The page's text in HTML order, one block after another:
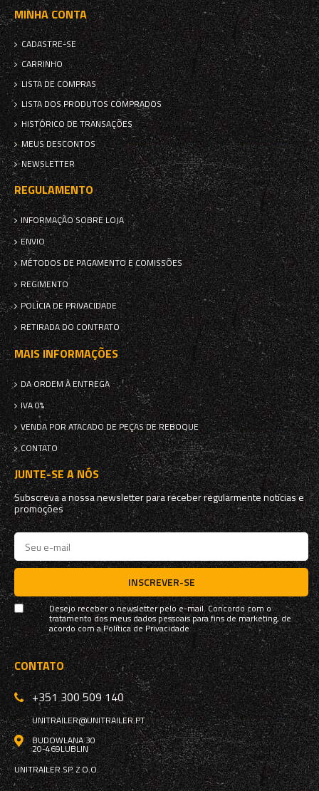
MINHA CONTA
CADASTRE-SE
CARRINHO
LISTA DE COMPRAS
LISTA DOS PRODUTOS COMPRADOS
HISTÓRICO DE TRANSAÇÕES
MEUS DESCONTOS
NEWSLETTER
REGULAMENTO
INFORMAÇÃO SOBRE LOJA
ENVIO
MÉTODOS DE PAGAMENTO E COMISSÕES
REGIMENTO
POLÍCIA DE PRIVACIDADE
RETIRADA DO CONTRATO
MAIS INFORMAÇÕES
DA ORDEM À ENTREGA
IVA 0%
VENDA POR ATACADO DE PEÇAS DE REBOQUE
CONTATO
JUNTE-SE A NÓS
Subscreva a nossa newsletter para receber regularmente notícias e
promoções
INSCREVER-SE
Desejo receber o newsletter pelo e-mail. Concordo com o
tratamento dos meus dados pessoais para fins de marketing, de
acordo com aPolítica de Privacidade
CONTATO
+351 300 509 140
UNITRAILER@UNITRAILER.PT
BUDOWLANA 30
20-469LUBLIN
UNITRAILER SP. Z O.O.